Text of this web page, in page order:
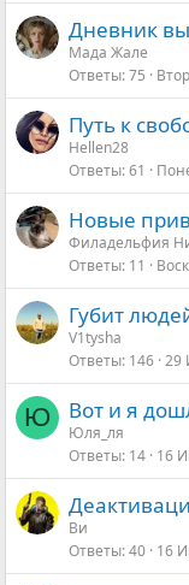
Дневник
Мада Жале
Ответы 75
Путь к
Hellen28
Ответы 61
Новые
Филадельфия
Ответы 11
Губит
V1tysha
Ответы 146 29
Ю Вот и я
Юля_ля
Ответы 14 16
Ви
Ответы 40 16